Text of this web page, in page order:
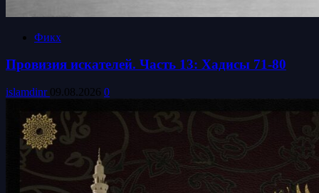
Фикх
Провизия искателей. Часть 13: Хадисы 71-80
islamdinr 09.08.2026 0